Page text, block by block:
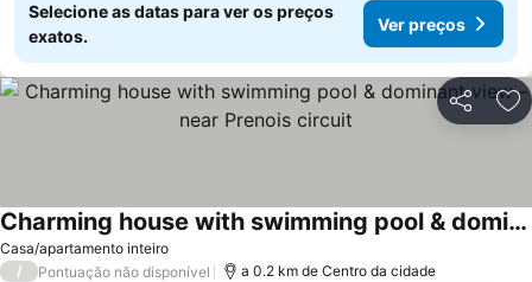
Selecione as datas para ver os preços
exatos.
Ver preços
Partilhar
Casa/apartamento inteiro
Charming house with swimming pool & dominant view - near Prenois circuit
/ Pontuação não disponível a 0.2 km de Centro da cidade